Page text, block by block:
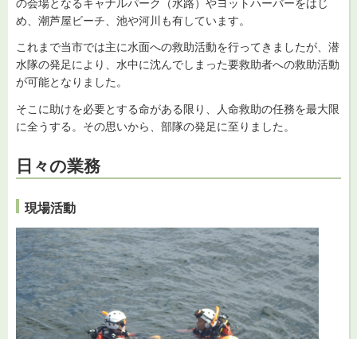
の会場となるキャナルパーク（水路）やヨットハーバーをはじ
め、潮芦屋ビーチ、池や河川も有しています。
これまで当市では主に水面への救助活動を行ってきましたが、潜
水隊の発足により、水中に沈んでしまった要救助者への救助活動
が可能となりました。
そこに助けを必要とする命がある限り、人命救助の任務を最大限
に全うする。その思いから、部隊の発足に至りました。
日々の業務
現場活動